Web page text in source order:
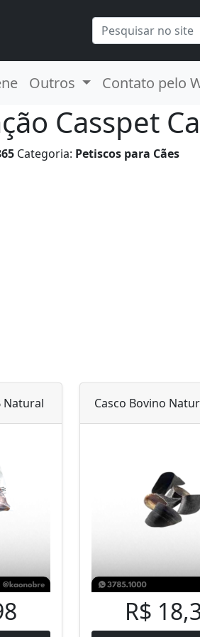
Outros Contato pelo
Casspet
Categoria: Petiscos para Cães
Natural Casco Bovino
R$